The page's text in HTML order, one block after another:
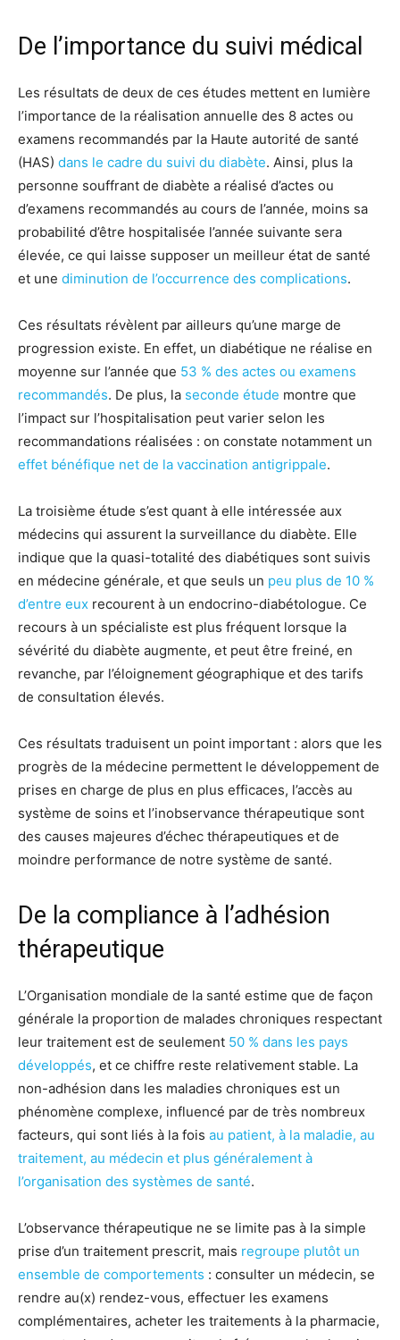
De l’importance du suivi médical
Les résultats de deux de ces études mettent en lumière
l’importance de la réalisation annuelle des 8 actes ou
examens recommandés par la Haute autorité de santé
(HAS) dans le cadre du suivi du diabète. Ainsi, plus la
personne souffrant de diabète a réalisé d’actes ou
d’examens recommandés au cours de l’année, moins sa
probabilité d’être hospitalisée l’année suivante sera
élevée, ce qui laisse supposer un meilleur état de santé
et une diminution de l’occurrence des complications.
Ces résultats révèlent par ailleurs qu’une marge de
progression existe. En effet, un diabétique ne réalise en
moyenne sur l’année que 53 % des actes ou examens
recommandés. De plus, la seconde étude montre que
l’impact sur l’hospitalisation peut varier selon les
recommandations réalisées : on constate notamment un
effet bénéfique net de la vaccination antigrippale.
La troisième étude s’est quant à elle intéressée aux
médecins qui assurent la surveillance du diabète. Elle
indique que la quasi-totalité des diabétiques sont suivis
en médecine générale, et que seuls un peu plus de 10 %
d’entre eux recourent à un endocrino-diabétologue. Ce
recours à un spécialiste est plus fréquent lorsque la
sévérité du diabète augmente, et peut être freiné, en
revanche, par l’éloignement géographique et des tarifs
de consultation élevés.
Ces résultats traduisent un point important : alors que les
progrès de la médecine permettent le développement de
prises en charge de plus en plus efficaces, l’accès au
système de soins et l’inobservance thérapeutique sont
des causes majeures d’échec thérapeutiques et de
moindre performance de notre système de santé.
De la compliance à l’adhésion
thérapeutique
L’Organisation mondiale de la santé estime que de façon
générale la proportion de malades chroniques respectant
leur traitement est de seulement 50 % dans les pays
développés, et ce chiffre reste relativement stable. La
non-adhésion dans les maladies chroniques est un
phénomène complexe, influencé par de très nombreux
facteurs, qui sont liés à la fois au patient, à la maladie, au
traitement, au médecin et plus généralement à
l’organisation des systèmes de santé.
L’observance thérapeutique ne se limite pas à la simple
prise d’un traitement prescrit, mais regroupe plutôt un
ensemble de comportements : consulter un médecin, se
rendre au(x) rendez-vous, effectuer les examens
complémentaires, acheter les traitements à la pharmacie,